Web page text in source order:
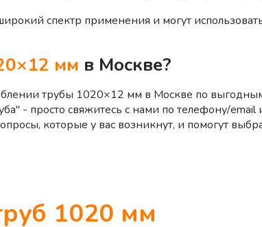
спектр применения и могут
мм в Москве?
трубы 1020×12 мм в Москве по
- просто свяжитесь с нами по телефону/email
которые у вас возникнут, и помогут
1020 мм